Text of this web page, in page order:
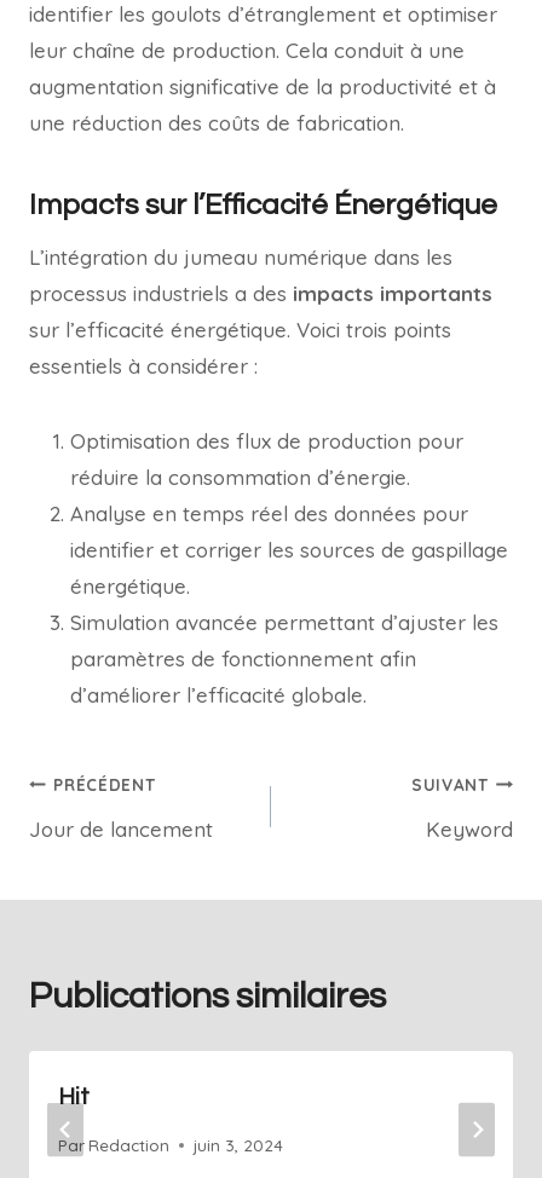
identifier les goulots d’étranglement et optimiser
leur chaîne de production. Cela conduit à une
augmentation significative de la productivité et à
une réduction des coûts de fabrication.
Impacts sur l’Efficacité Énergétique
L’intégration du jumeau numérique dans les
processus industriels a des impacts importants
sur l’efficacité énergétique. Voici trois points
essentiels à considérer :
Optimisation des flux de production pour
réduire la consommation d’énergie.
Analyse en temps réel des données pour
identifier et corriger les sources de gaspillage
énergétique.
Simulation avancée permettant d’ajuster les
paramètres de fonctionnement afin
d’améliorer l’efficacité globale.
PRÉCÉDENT
Jour de lancement
SUIVANT
Keyword
Publications similaires
Hit
Par Redaction juin 3, 2024